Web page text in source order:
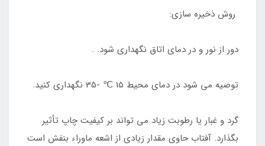
روش ذخیره سازی:
دور از نور و در دمای اتاق نگهداری شود. .
توصیه می شود در دمای محیط 15 ℃ -35 نگهداری کنید.
گرد و غبار یا رطوبت زیاد می تواند بر کیفیت چاپ تأثیر
بگذارد. آفتاب حاوی مقدار زیادی از اشعه ماوراء بنفش است